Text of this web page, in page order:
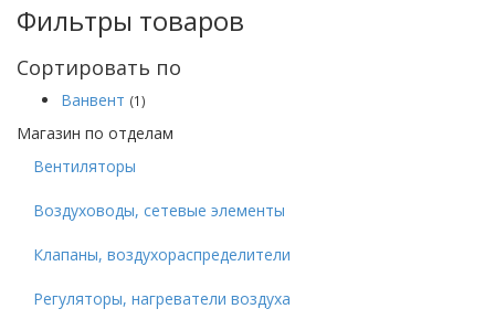
Фильтры товаров
Сортировать по
Ванвент (1)
Магазин по отделам
Вентиляторы
Воздуховоды, сетевые элементы
Клапаны, воздухораспределители
Регуляторы, нагреватели воздуха